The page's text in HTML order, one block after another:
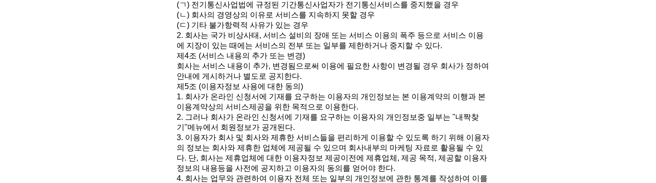
(ㄱ) 전기통신사업법에 규정된 기간통신사업자가 전기통신서비스를 중지했을 경우
(ㄴ) 회사의 경영상의 이유로 서비스를 지속하지 못할 경우
(ㄷ) 기타 불가항력적 사유가 있는 경우
2. 회사는 국가 비상사태, 서비스 설비의 장애 또는 서비스 이용의 폭주 등으로 서비스 이용
에 지장이 있는 때에는 서비스의 전부 또는 일부를 제한하거나 중지할 수 있다.
제4조 (서비스 내용의 추가 또는 변경)
회사는 서비스 내용이 추가, 변경됨으로써 이용에 필요한 사항이 변경될 경우 회사가 정하여
안내에 게시하거나 별도로 공지한다.
제5조 (이용자정보 사용에 대한 동의)
1. 회사가 온라인 신청서에 기재를 요구하는 이용자의 개인정보는 본 이용계약의 이행과 본
이용계약상의 서비스제공을 위한 목적으로 이용한다.
2. 그러나 회사가 온라인 신청서에 기재를 요구하는 이용자의 개인정보중 일부는 "내짝찾
기"메뉴에서 회원정보가 공개된다.
3. 이용자가 회사 및 회사와 제휴한 서비스들을 편리하게 이용할 수 있도록 하기 위해 이용자
의 정보는 회사와 제휴한 업체에 제공될 수 있으며 회사내부의 마케팅 자료로 활용될 수 있
다. 단, 회사는 제휴업체에 대한 이용자정보 제공이전에 제휴업체, 제공 목적, 제공할 이용자
정보의 내용등을 사전에 공지하고 이용자의 동의를 얻어야 한다.
4. 회사는 업무와 관련하여 이용자 전체 또는 일부의 개인정보에 관한 통계를 작성하여 이를